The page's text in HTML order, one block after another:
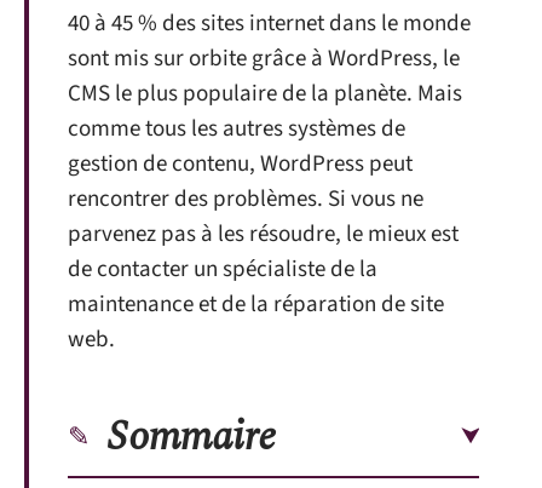
40 à 45 % des sites internet dans le monde
sont mis sur orbite grâce à WordPress, le
CMS le plus populaire de la planète. Mais
comme tous les autres systèmes de
gestion de contenu, WordPress peut
rencontrer des problèmes. Si vous ne
parvenez pas à les résoudre, le mieux est
de contacter un spécialiste de la
maintenance et de la réparation de site
web.
Sommaire